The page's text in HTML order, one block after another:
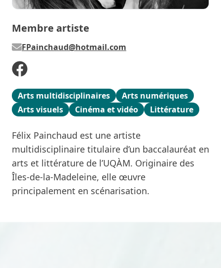
Membre artiste
FPainchaud@hotmail.com
Arts multidisciplinaires
Arts numériques
Arts visuels
Cinéma et vidéo Littérature
Félix Painchaud est une artiste
multidisciplinaire titulaire d’un baccalauréat en
arts et littérature de l’UQÀM. Originaire des
Îles-de-la-Madeleine, elle œuvre
principalement en scénarisation.